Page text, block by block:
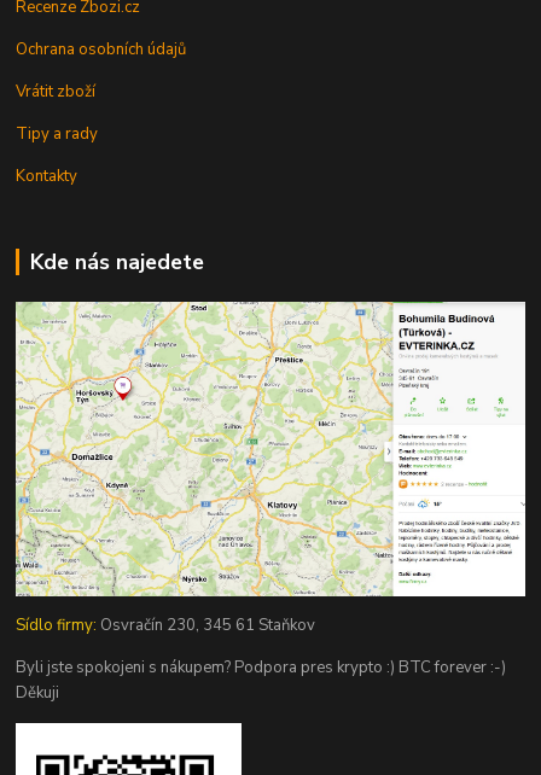
Recenze Zbozi.cz
Ochrana osobních údajů
Vrátit zboží
Tipy a rady
Kontakty
Kde nás najedete
Sídlo firmy: Osvračín 230, 345 61 Staňkov
Byli jste spokojeni s nákupem? Podpora pres krypto :) BTC forever :-)
Děkuji